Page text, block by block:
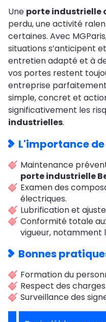
Une porte industrielle
perdu, une activité
certaines. Avec
situations s’anticipent
entretien adapté et à
vos portes restent
entreprise
simple, concret et
significativement les
industrielles.
L'importance
Maintenance
porte industrielle
Examen des
électriques.
Lubrification et
Conformité totale
vigueur, notamment
Bonnes
Formation du
Respect des
Surveillance des